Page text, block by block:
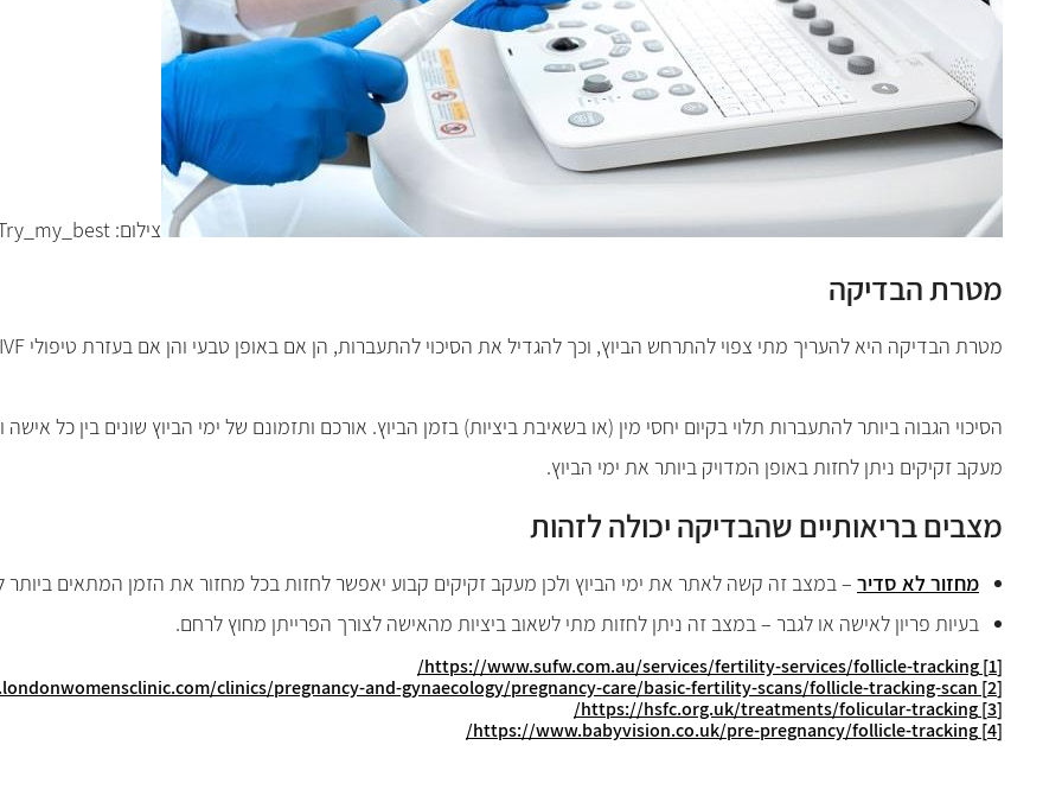
צילום: shutterstock | Try_my_best
מטרת הבדיקה
מטרת הבדיקה היא להעריך מתי צפוי להתרחש הביוץ, וכך להגדיל את הסיכוי להתעברות, הן אם באופן טבעי והן אם בעזרת טיפולי IVF
הסיכוי הגבוה ביותר להתעברות תלוי בקיום יחסי מין (או בשאיבת ביציות) בזמן הביוץ. אורכם ותזמונם של ימי הביוץ שונים בין כל
מעקב זקיקים ניתן לחזות באופן המדויק ביותר את ימי הביוץ.
מצבים בריאותיים שהבדיקה יכולה לזהות
מחזור לא סדיר –במצב זה קשה לאתר את ימי הביוץ ולכן מעקב זקיקים קבוע יאפשר לחזות בכל מחזור את הזמן המתאים ביותר
בעיות פריון לאישה או לגבר – במצב זה ניתן לחזות מתי לשאוב ביציות מהאישה לצורך הפרייתן מחוץ לרחם.
[1]
https://www.sufw.com.au/services/fertility-services/follicle-tracking/
[2]
clinics/pregnancy-and-gynaecology/pregnancy-care/basic-fertility-scans/follicle-tracking-scan/
[3]
https://hsfc.org.uk/treatments/folicular-tracking/
[4]
https://www.babyvision.co.uk/pre-pregnancy/follicle-tracking/